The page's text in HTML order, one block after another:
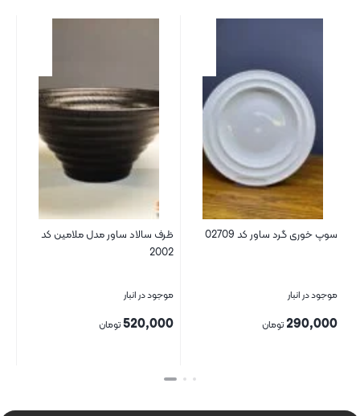
سوپ خوری گرد ساور کد 02709
موجود در انبار
290,000 تومان
ظرف سالاد ساور مدل ملامین کد
2002
موجود در انبار
520,000تومان
بستن